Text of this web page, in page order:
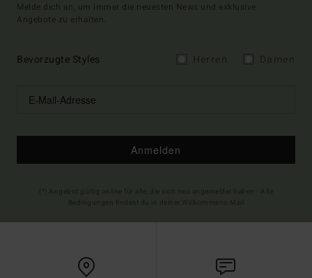
Melde dich an, um immer die neuesten News und exklusive
Angebote zu erhalten.
Bevorzugte Styles
Anmelden